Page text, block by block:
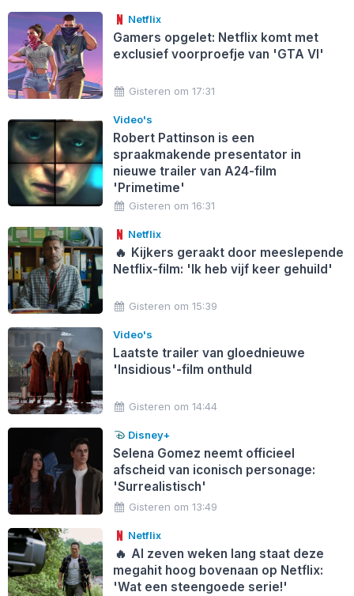
Netflix
Gamers opgelet: Netflix komt met
exclusief voorproefje van 'GTA VI'
Gisteren om 17:31
Video's
Robert Pattinson is een
spraakmakende presentator in
nieuwe trailer van A24-film
'Primetime'
Gisteren om 16:31
Netflix
🔥 Kijkers geraakt door meeslepende
Netflix-film: 'Ik heb vijf keer gehuild'
Gisteren om 15:39
Video's
Laatste trailer van gloednieuwe
'Insidious'-film onthuld
Gisteren om 14:44
Disney+
Selena Gomez neemt officieel
afscheid van iconisch personage:
'Surrealistisch'
Gisteren om 13:49
Netflix
🔥 Al zeven weken lang staat deze
megahit hoog bovenaan op Netflix:
'Wat een steengoede serie!'